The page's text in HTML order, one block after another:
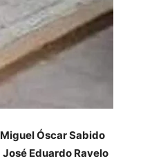
Miguel Óscar Sabido
José Eduardo Ravelo